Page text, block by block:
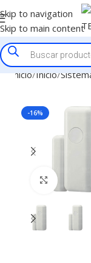
Skip to navigation
Skip to main content
Inicio Inicio
-16%
Click to